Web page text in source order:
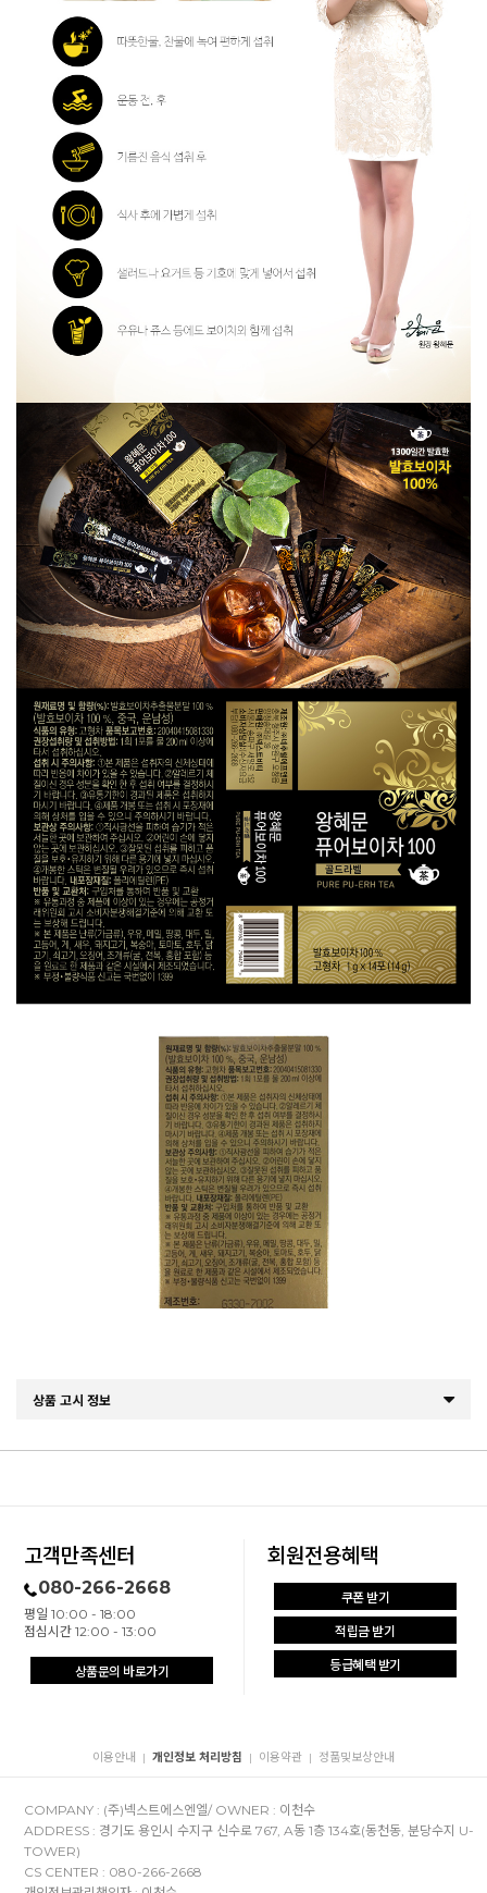
상품 고시 정보
고객만족센터
080-266-2668
평일 10:00 - 18:00
점심시간 12:00 - 13:00
상품문의 바로가기
회원전용혜택
쿠폰 받기
적립금 받기
등급혜택 받기
이용안내 | 개인정보 처리방침 | 이용약관 | 정품및보상안내
COMPANY : (주)넥스트에스엔엘/ OWNER : 이천수
ADDRESS : 경기도 용인시 수지구 신수로 767, A동 1층 134호(동천동, 분당수지 U-
TOWER)
CS CENTER : 080-266-2668